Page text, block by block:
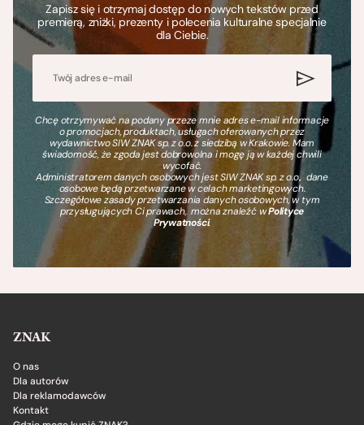
Zapisz się i otrzymaj dostęp do nowych tekstów przed
premierą, zniżki, prezenty i polecenia kulturalne specjalnie
dla Ciebie.
Chcę otrzymywać na podany przeze mnie adres e-mail informacje
o promocjach, produktach, usługach oferowanych przez
wydawnictwo SIW ZNAK sp. z o.o. z siedzibą w Krakowie. Mam
świadomość, że zgoda jest dobrowolna i mogę ją w każdej chwili
wycofać.
Administratorem danych osobowych jest SIW ZNAK sp. z o.o., dane
osobowe będą przetwarzane w celach marketingowych.
Szczegółowe zasady przetwarzania danych osobowych, w tym
przysługujących Ci prawach, można znaleźć wPolityce
Prywatności.
ZNAK
O nas
Dla autorów
Dla reklamodawców
Kontakt